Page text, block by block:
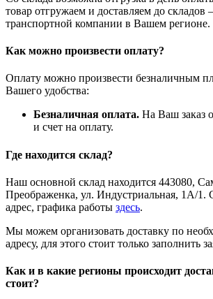
товар отгружаем и доставляем до
транспортной компании в Вашем регионе.
Как можно произвести оплату?
Оплату можно произвести безналичным
Вашего удобства:
Безналичная оплата. На Ваш заказ
и счет на оплату.
Где находится склад?
Наш основной склад находится 443080,
Преображенка, ул. Индустриальная, 1А/1.
адрес, графика работы здесь.
Мы можем организовать доставку по
адресу, для этого стоит только заполнить
Как и в какие регионы происходит
стоит?